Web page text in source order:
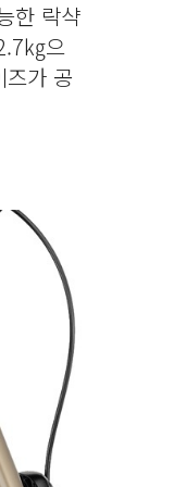
한 락샥
㎏으
가 공